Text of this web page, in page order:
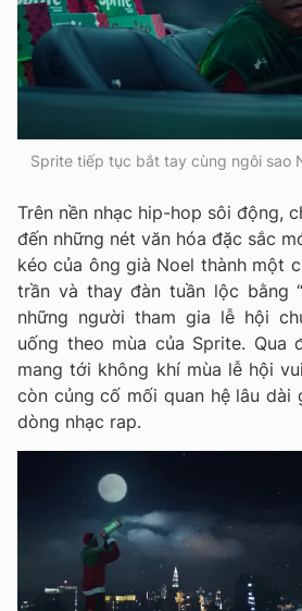
Sprite tiếp tục bắt tay cùng ngôi sao
Trên nền nhạc hip-hop sôi động,
đến những nét văn hóa đặc sắc
kéo của ông già Noel thành một
trần và thay đàn tuần lộc bằng
những người tham gia lễ hội
uống theo mùa của Sprite. Qua
mang tới không khí mùa lễ hội
còn củng cố mối quan hệ lâu dài
dòng nhạc rap.